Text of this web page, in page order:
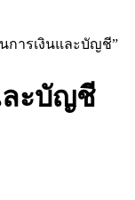
การเงินและบัญชี”
ละบัญชี